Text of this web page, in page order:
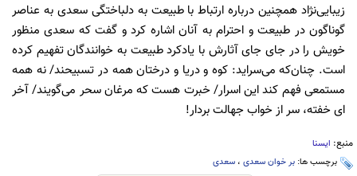
زیبایی‌نژاد همچنین درباره ارتباط با طبیعت به دلباختگی سعدی به عناصر
گوناگون در طبیعت و احترام به آنان اشاره کرد و گفت که سعدی منظور
خویش را در جای جای آثارش با یادکرد طبیعت به خوانندگان تفهیم کرده
است. چنان‌که می‌سراید: کوه و دریا و درختان همه در تسبیحند/ نه همه
مستمعی فهم کند این اسرار/ خبرت هست که مرغان سحر می‌گویند/ آخر
ای خفته، سر از خواب جهالت بردار!
منبع: ایسنا
برچسب ها: بر خوان سعدی ، سعدی